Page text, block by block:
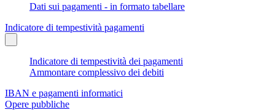
Dati sui pagamenti - in formato tabellare
Indicatore di tempestività pagamenti
Indicatore di tempestività dei pagamenti
Ammontare complessivo dei debiti
IBAN e pagamenti informatici
Opere pubbliche